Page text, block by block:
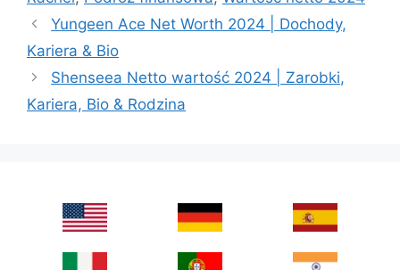
Yungeen Ace Net Worth 2024 | Dochody,
Kariera & Bio
Shenseea Netto wartość 2024 | Zarobki,
Kariera, Bio & Rodzina